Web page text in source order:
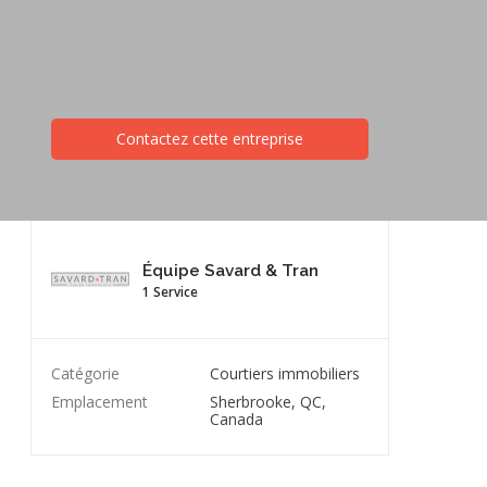
Contactez cette entreprise
Équipe Savard & Tran
1 Service
Catégorie
Courtiers immobiliers
Emplacement
Sherbrooke, QC,
Canada